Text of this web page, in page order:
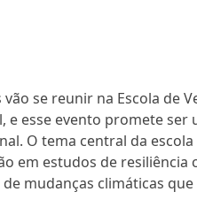
se reunir na Escola de
e esse evento promete
O tema central da
em estudos de
mudanças climáticas